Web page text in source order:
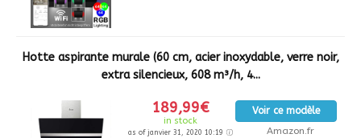
Hotte aspirante murale (60 cm, acier inoxydable, verre noir,
extra silencieux, 608 m³/h, 4...
189,99€
in stock
as of janvier 31, 2020 10:19
Voir ce modèle
Amazon.fr